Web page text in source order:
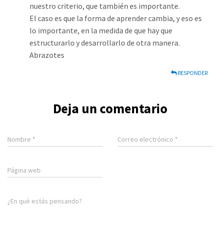
nuestro criterio, que también es importante.
El caso es que la forma de aprender cambia, y eso es
lo importante, en la medida de que hay que
estructurarlo y desarrollarlo de otra manera.
Abrazotes
RESPONDER
Deja un comentario
Nombre * Correo electrónico *
Página web
¿En qué estás pensando?